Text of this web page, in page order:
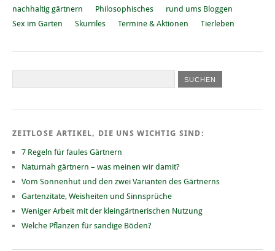
nachhaltig gärtnern
Philosophisches
rund ums Bloggen
Sex im Garten
Skurriles Termine & Aktionen Tierleben
ZEITLOSE ARTIKEL, DIE UNS WICHTIG SIND:
7 Regeln für faules Gärtnern
Naturnah gärtnern – was meinen wir damit?
Vom Sonnenhut und den zwei Varianten des Gärtnerns
Gartenzitate, Weisheiten und Sinnsprüche
Weniger Arbeit mit der kleingärtnerischen Nutzung
Welche Pflanzen für sandige Böden?